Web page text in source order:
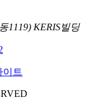
1119) KERIS빌딩